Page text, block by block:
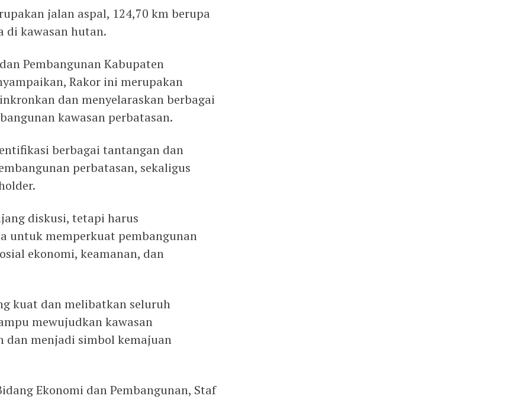
jalan aspal, 124,70 km berupa
di kawasan hutan.
Pembangunan Kabupaten
Rakor ini merupakan
dan menyelaraskan berbagai
kawasan perbatasan.
berbagai tantangan dan
perbatasan, sekaligus
diskusi, tetapi harus
untuk memperkuat pembangunan
ekonomi, keamanan, dan
kuat dan melibatkan seluruh
mewujudkan kawasan
dan menjadi simbol kemajuan
Ekonomi dan Pembangunan, Staf